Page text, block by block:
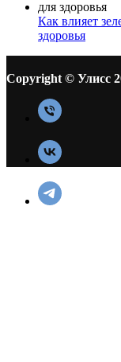
Как влияет
здоровья
Copyright © Улисс